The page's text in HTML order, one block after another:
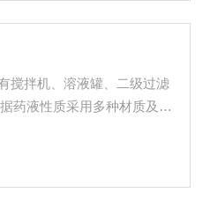
药液性质采用多种材质及防